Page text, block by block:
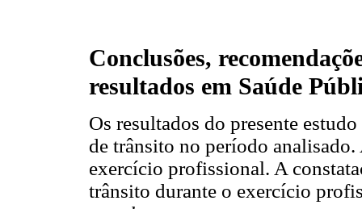
Conclusões,
resultados em Saúde
Os resultados do presente
de trânsito no período
exercício profissional. A
trânsito durante o exercício